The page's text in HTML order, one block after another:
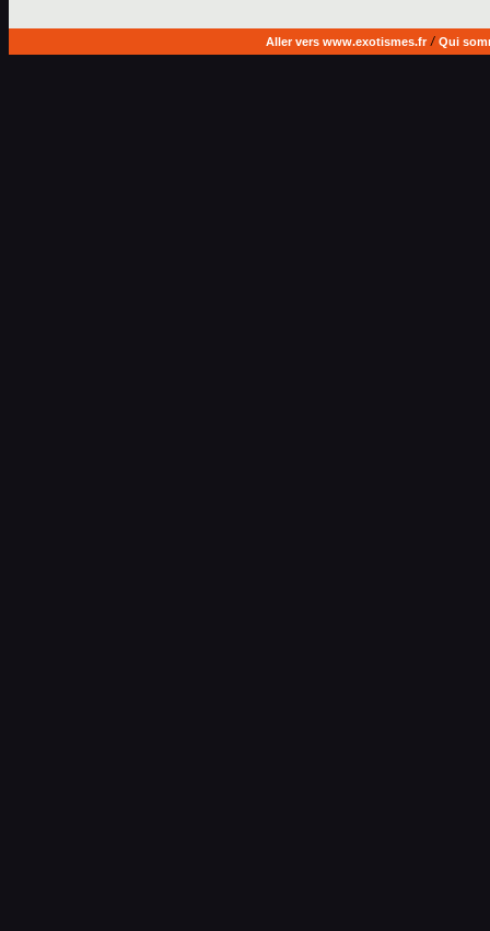
Aller vers www.exotismes.fr/ Qui